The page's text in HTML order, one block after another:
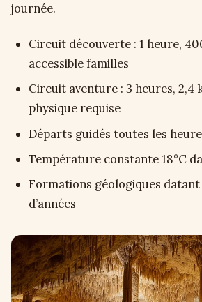
journée.
Circuit découverte : 1 heure,
accessible familles
Circuit aventure : 3 heures, 2,4
physique requise
Départs guidés toutes les
Température constante 18°C
Formations géologiques
d’années